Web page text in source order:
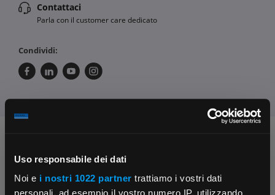
Uso responsabile dei dati
Noi e i nostri 1022 partner trattiamo i vostri dati
Contattaci
Parla con il customer care dedicato
Condividi: